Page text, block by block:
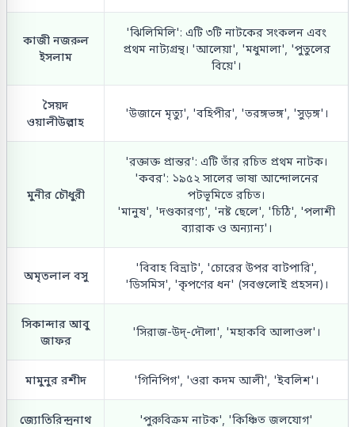
কাজী নজরুল
ইসলাম
'ঝিলিমিলি': এটি ৩টি নাটকের সংকলন এবং
প্রথম নাট্যগ্রন্থ। 'আলেয়া', 'মধুমালা', 'পুতুলের
বিয়ে'।
সৈয়দ
ওয়ালীউল্লাহ
'উজানে মৃত্যু', 'বহিপীর', 'তরঙ্গভঙ্গ', 'সুড়ঙ্গ'।
মুনীর চৌধুরী
'রক্তাক্ত প্রান্তর': এটি তাঁর রচিত প্রথম নাটক।
'কবর': ১৯৫২ সালের ভাষা আন্দোলনের
পটভূমিতে রচিত।
'মানুষ', 'দণ্ডকারণ্য', 'নষ্ট ছেলে', 'চিঠি', 'পলাশী
ব্যারাক ও অন্যান্য'।
অমৃতলাল বসু
'বিবাহ বিভ্রাট', 'চোরের উপর বাটপারি',
'ডিসমিস', 'কৃপণের ধন' (সবগুলোই প্রহসন)।
সিকান্দার আবু
জাফর
'সিরাজ-উদ্‌-দৌলা', 'মহাকবি আলাওল'।
মামুনুর রশীদ 'গিনিপিগ', 'ওরা কদম আলী', 'ইবলিশ'।
জ্যোতিরিন্দ্রনাথ
'পুরুবিক্রম নাটক', 'কিঞ্চিত জলযোগ'